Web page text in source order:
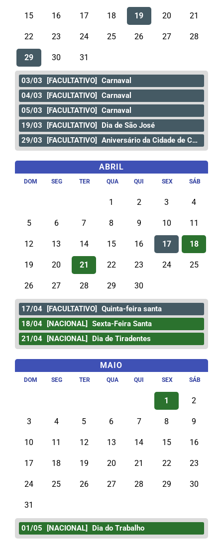
15 16 17 18 19 20 21
22 23 24 25 26 27 28
29 30 31
03/03 [FACULTATIVO]
Carnaval
04/03
[FACULTATIVO]
Carnaval
05/03
[FACULTATIVO]
Carnaval
19/03
[FACULTATIVO]
Dia de São José
29/03
[FACULTATIVO] Aniversário da Cidade de Curitiba
ABRIL
DOM SEG TER QUA QUI SEX SÁB
1 2 3 4
5 6 7 8 9 10 11
12 13 14 15 16 17 18
19 20 21 22 23 24 25
26 27 28 29 30
17/04 [FACULTATIVO]
Quinta-feira santa
18/04
[NACIONAL]
Sexta-Feira Santa
21/04
[NACIONAL] Dia de Tiradentes
MAIO
DOM SEG TER QUA QUI SEX SÁB
1 2
3 4 5 6 7 8 9
10 11 12 13 14 15 16
17 18 19 20 21 22 23
24 25 26 27 28 29 30
31
01/05 [NACIONAL] Dia do Trabalho